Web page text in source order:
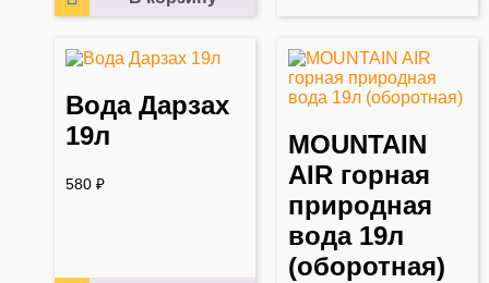
Вода Дарзах
19л
580 ₽
MOUNTAIN
AIR горная
природная
вода 19л
(оборотная)